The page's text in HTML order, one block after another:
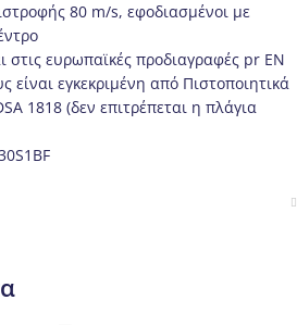
80 m/s, εφοδιασμένοι με
στις ευρωπαϊκές προδιαγραφές pr EN
είναι εγκεκριμένη από Πιστοποιητικά
1818 (δεν επιτρέπεται η πλάγια